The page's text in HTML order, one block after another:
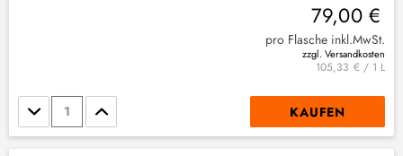
79,00 €
pro Flasche inkl.MwSt.
zzgl. Versandkosten
105,33 € / 1 L
Stückzahl KAUFEN